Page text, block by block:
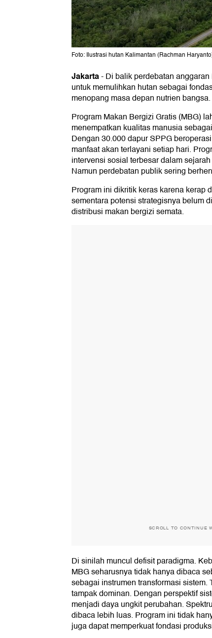
Foto: Ilustrasi hutan Kalimantan (Rachman
Jakarta-Di balik perdebatan
untuk memulihkan hutan sebagai
menopang masa depan nutrien bangsa.
Program Makan Bergizi Gratis (MBG)
menempatkan kualitas manusia
Dengan 30.000 dapur SPPG
manfaat akan terlayani setiap hari.
intervensi sosial terbesar dalam
Namun perdebatan publik sering
Program ini dikritik keras karena kerap
sementara potensi strategisnya belum
distribusi makan bergizi semata.
SCROLL TO CONTINUE
Di sinilah muncul defisit paradigma.
MBG seharusnya tidak hanya dibaca
sebagai instrumen transformasi
tampak dominan. Dengan perspektif
menjadi daya ungkit perubahan.
dibaca lebih luas. Program ini tidak
juga dapat memperkuat fondasi